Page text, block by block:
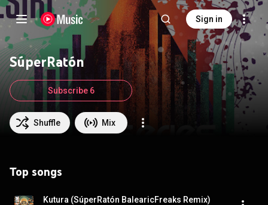
Sign in
SúperRatón
Shuffle Mix
Subscribe 6
Top songs
Kutura (SúperRatón BalearicFreaks Remix)